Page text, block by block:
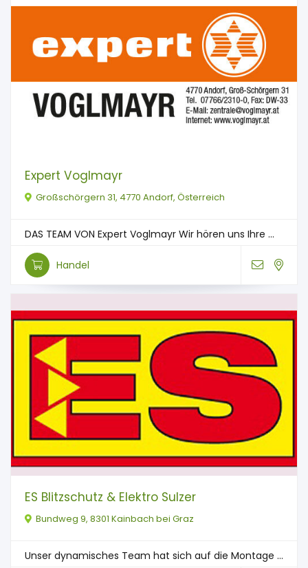
Expert Voglmayr
Großschörgern 31, 4770 Andorf, Österreich
DAS TEAM VON Expert Voglmayr Wir hören uns Ihre ...
Handel
ES Blitzschutz & Elektro Sulzer
Bundweg 9, 8301 Kainbach bei Graz
Unser dynamisches Team hat sich auf die Montage ...